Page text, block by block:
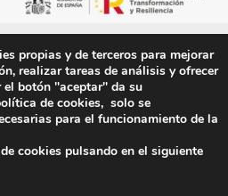
propias y de terceros para mejorar
realizar tareas de análisis y ofrecer
botón "aceptar" da su
de cookies, solo se
para el funcionamiento de la
cookies pulsando en el siguiente